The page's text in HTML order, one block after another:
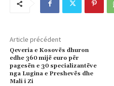
Article précédent
Qeveria e Kosovës dhuron
edhe 360 mijë euro për
pagesën e 30 specializantëve
nga Lugina e Preshevës dhe
Mali i Zi